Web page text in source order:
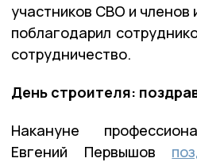
участников СВО и членов
поблагодарил
сотрудничество.
День строителя:
Накануне
Евгений Первышов